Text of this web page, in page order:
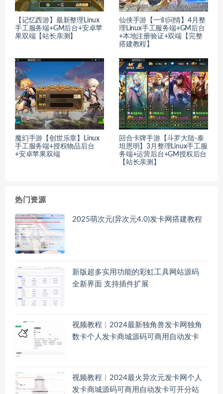
【记忆西游】最新整理Linux
手工服务端+GM后台+安卓苹
果双端【站长亲测】
仙侠手游【一剑问情】4月整
理Linux手工服务端+GM后台
+本地注册验证+双端【完整
搭建教程】
魔幻手游【创世乐章】Linux
手工服务端+授权物品后台
+安卓苹果双端
回合卡牌手游【斗罗大陆-泰
坦恩明】3月整理Linux手工服
务端+运营后台+GM授权后台
【站长亲测】
热门资源
2025萌次元(异次元4.0)发卡网搭建教程
新版超多实用功能的彩虹工具网站源码
全新界面 支持插件扩展
视频教程︱2024最新独角兽发卡网独角
数卡个人发卡商城源码可商用自动发卡
视频教程︱2024最火异次元发卡网个人
发卡商城源码可商用自动发卡可开分站